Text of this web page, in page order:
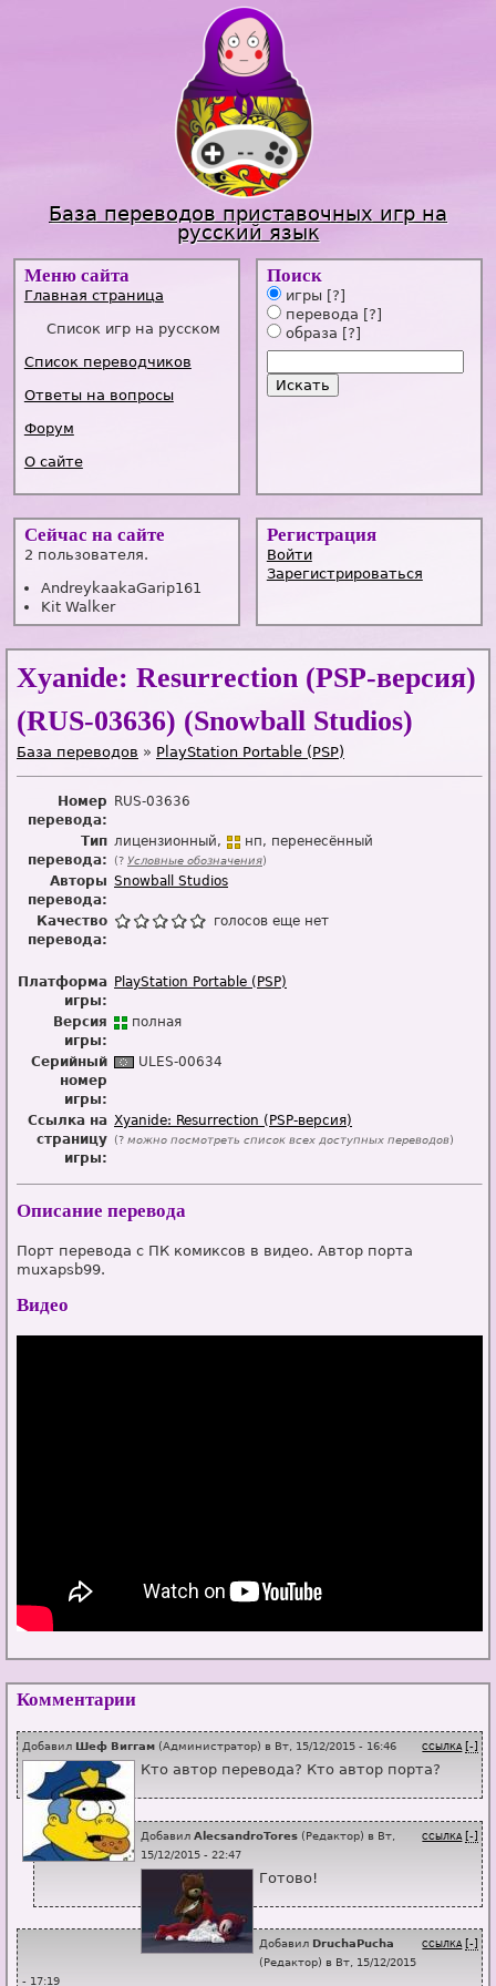
Jump to navigation
База переводов приставочных игр на
русский язык
Меню сайта
Главная страница
Список игр на русском
Список переводчиков
Ответы на вопросы
Форум
О сайте
Поиск
игры [?]
перевода [?]
образа [?]
Сейчас на сайте
2 пользователя.
AndreykaakaGarip161
Kit Walker
Регистрация
Войти
Зарегистрироваться
Xyanide: Resurrection (PSP-версия)
(RUS-03636) (Snowball Studios)
База переводов » PlayStation Portable (PSP)
Номер
перевода:
RUS-03636
Тип
перевода:
лицензионный нп перенесённый
(? Условные обозначения)
Авторы
перевода:
Snowball Studios
Качество
перевода:
голосов еще нет
Платформа
игры:
PlayStation Portable (PSP)
Версия
игры:
полная
Серийный
номер
игры:
ULES-00634
Ссылка на
страницу
игры:
Xyanide: Resurrection (PSP-версия)
(? можно посмотреть список всех доступных переводов)
Описание перевода
Порт перевода с ПК комиксов в видео. Автор порта
muxapsb99.
Видео
Комментарии
ССЫЛКА [-]
Добавил Шеф Виггам(Администратор) в Вт, 15/12/2015 - 16:46
Кто автор перевода? Кто автор порта?
ССЫЛКА [-]
ДобавилAlecsandroTores (Редактор) в Вт,
15/12/2015 - 22:47
Готово!
ССЫЛКА [-]
Добавил DruchaPucha
(Редактор) в Вт, 15/12/2015
- 17:19